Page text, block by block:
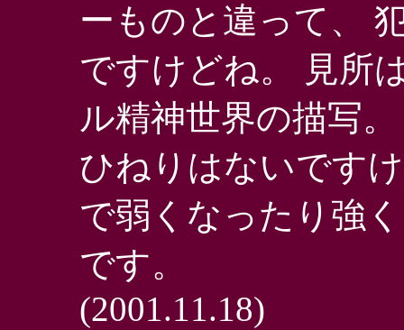
ーものと違って、
ですけどね。 見所
ル精神世界の描写
ひねりはないです
で弱くなったり強
です。
(2001.11.18)